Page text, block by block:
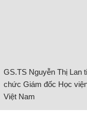
GS.TS Nguyễn Thị Lan
chức Giám đốc Học
Việt Nam